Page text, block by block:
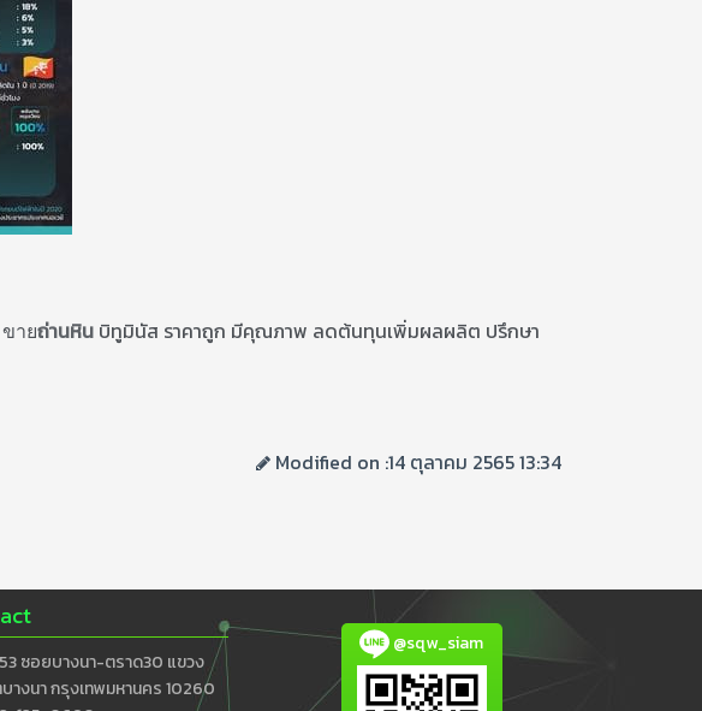
ายถ่านหิน บิทูมินัส ราคาถูก มีคุณภาพ ลดต้นทุนเพิ่มผลผลิต ปรึกษา
Modified on :14 ตุลาคม 2565 13:34
ซอยบางนา-ตราด30 แขวง
บางนา กรุงเทพมหานคร 10260
@sqw_siam